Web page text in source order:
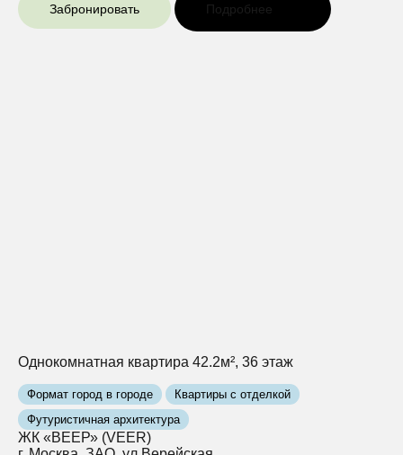
Забронировать Подробнее
Однокомнатная квартира 42.2м², 36 этаж
Формат город в городе
Квартиры с отделкой
Футуристичная архитектура
ЖК «ВЕЕР» (VEER)